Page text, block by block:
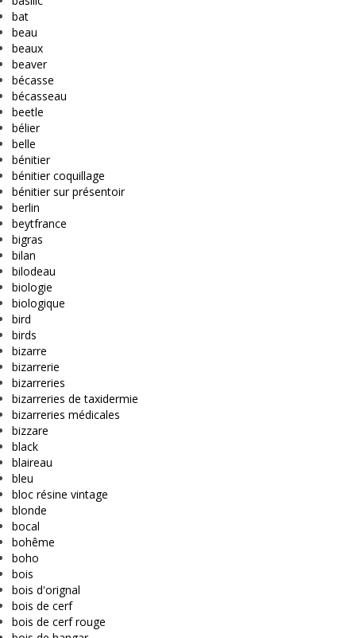
bat
beau
beaux
beaver
bécasse
bécasseau
beetle
bélier
belle
bénitier
bénitier coquillage
bénitier sur présentoir
berlin
beytfrance
bigras
bilan
bilodeau
biologie
biologique
bird
birds
bizarre
bizarrerie
bizarreries
bizarreries de taxidermie
bizarreries médicales
bizzare
black
blaireau
bleu
bloc résine vintage
blonde
bocal
bohême
boho
bois
bois d'orignal
bois de cerf
bois de cerf rouge